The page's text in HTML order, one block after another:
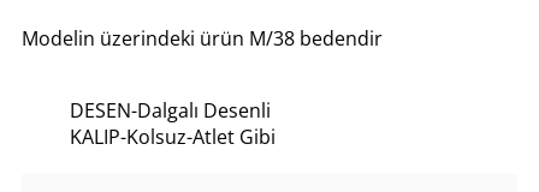
Modelin üzerindeki ürün M/38 bedendir
DESEN-Dalgalı Desenli
KALIP-Kolsuz-Atlet Gibi